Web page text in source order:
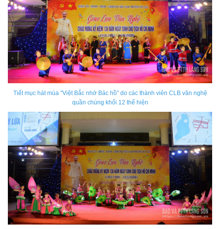
Tiết mục hát múa "Việt Bắc nhớ Bác hồ" do các thành viên CLB văn nghệ
quần chúng khối 12 thể hiện